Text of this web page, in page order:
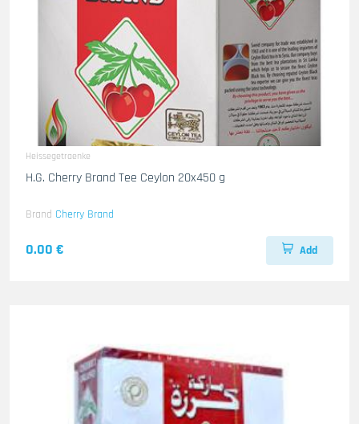
Heissegetraenke
H.G. Cherry Brand Tee Ceylon 20x450 g
Brand Cherry Brand
0.00 € Add